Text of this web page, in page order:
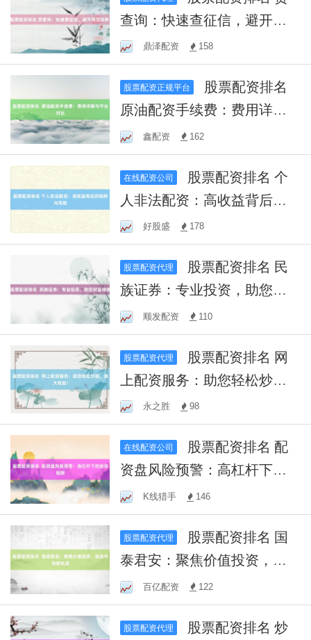
查询：快速查征信，避开网
贷陷阱！
鼎泽配资 158
股票配资正规平台
原油配资手续费：费用详解
与平台对比
鑫配资 162
在线配资公司
人非法配资：高收益背后的
陷阱与风险
好股盛 178
股票配资代理
族证券：专业投资，助您财
富增值顺发配资 110
股票配资代理
上配资服务：助您轻松炒
股，放大收益！
永之胜 98
在线配资公司
资盘风险预警：高杠杆下的
投资陷阱
K线猎手 146
股票配资代理
泰君安：聚焦价值投资，掘
金市场新机遇
百亿配资 122
股票配资代理